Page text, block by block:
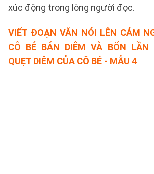
xúc động trong lòng người đọc.
VIẾT ĐOẠN VĂN NÓI LÊN CẢM
CÔ BÉ BÁN DIÊM VÀ BỐN LẦN
QUẸT DIÊM CỦA CÔ BÉ - MẪU 4